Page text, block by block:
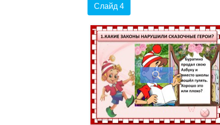
Слайд 4